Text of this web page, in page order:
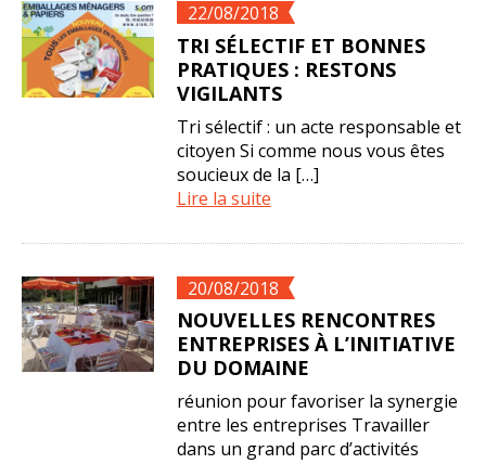
22/08/2018
TRI SÉLECTIF ET BONNES
PRATIQUES : RESTONS
VIGILANTS
Tri sélectif : un acte responsable et
citoyen Si comme nous vous êtes
soucieux de la […]
Lire la suite
20/08/2018
NOUVELLES RENCONTRES
ENTREPRISES À L’INITIATIVE
DU DOMAINE
réunion pour favoriser la synergie
entre les entreprises Travailler
dans un grand parc d’activités